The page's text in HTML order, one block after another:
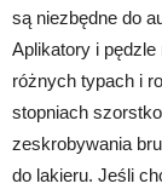
są niezbędne do
Aplikatory i
różnych typach i
stopniach
zeskrobywania
do lakieru. Jeśli